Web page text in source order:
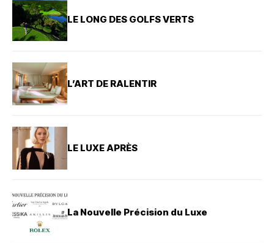
LE LONG DES GOLFS VERTS
L’ART DE RALENTIR
LE LUXE APRÈS
La Nouvelle Précision du Luxe